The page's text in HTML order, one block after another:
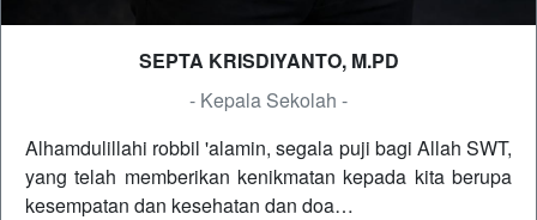
SEPTA KRISDIYANTO, M.PD
- Kepala Sekolah -
Alhamdulillahi robbil 'alamin, segala puji bagi Allah SWT,
yang telah memberikan kenikmatan kepada kita berupa
kesempatan dan kesehatan dan doa…